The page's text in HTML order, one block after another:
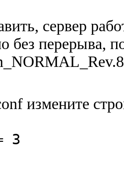
сервер
без перерыва,
измените
3